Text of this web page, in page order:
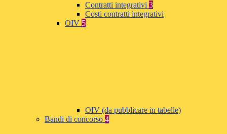
Contratti integrativi 3
Costi contratti integrativi
OIV 5
OIV (da pubblicare in tabelle)
Bandi di concorso 4